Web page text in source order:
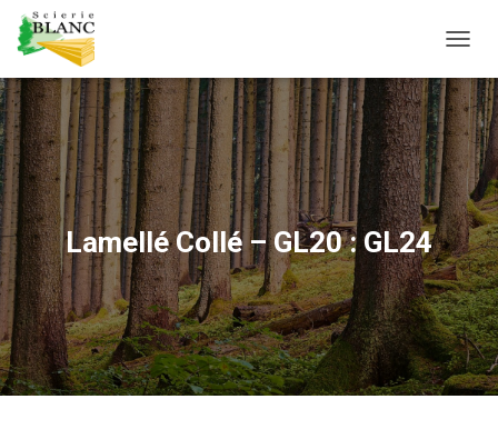
É
P
L
I
E
R
L
A
N
A
V
I
G
A
T
I
Lamellé Collé – GL20 : GL24